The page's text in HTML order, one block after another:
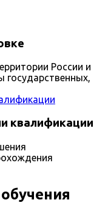
России и
государственных,
квалификации